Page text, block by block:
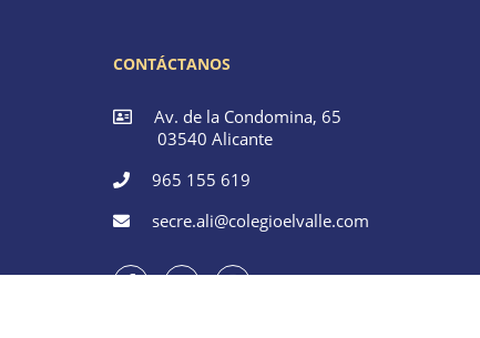
CONTÁCTANOS
Av. de la Condomina, 65
03540 Alicante
965 155 619
secre.ali@colegioelvalle.com